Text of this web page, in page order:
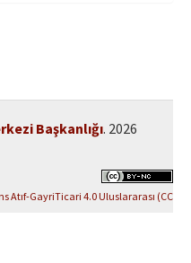
Başkanlığı. 2026
Atıf-GayriTicari 4.0 Uluslararası (CC